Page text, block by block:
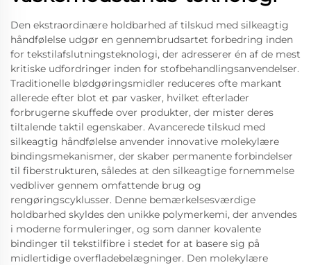
Den ekstraordinære holdbarhed af tilskud med silkeagtig
håndfølelse udgør en gennembrudsartet forbedring inden
for tekstilafslutningsteknologi, der adresserer én af de mest
kritiske udfordringer inden for stofbehandlingsanvendelser.
Traditionelle blødgøringsmidler reduceres ofte markant
allerede efter blot et par vasker, hvilket efterlader
forbrugerne skuffede over produkter, der mister deres
tiltalende taktil egenskaber. Avancerede tilskud med
silkeagtig håndfølelse anvender innovative molekylære
bindingsmekanismer, der skaber permanente forbindelser
til fiberstrukturen, således at den silkeagtige fornemmelse
vedbliver gennem omfattende brug og
rengøringscyklusser. Denne bemærkelsesværdige
holdbarhed skyldes den unikke polymerkemi, der anvendes
i moderne formuleringer, og som danner kovalente
bindinger til tekstilfibre i stedet for at basere sig på
midlertidige overfladebelægninger. Den molekylære